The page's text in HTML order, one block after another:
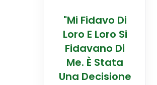
"Mi Fidavo Di
Loro E Loro Si
Fidavano Di
Me. È Stata
Una Decisione